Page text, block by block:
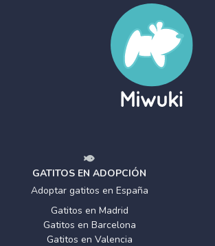
GATITOS EN ADOPCIÓN
Adoptar gatitos en España
Gatitos en Madrid
Gatitos en Barcelona
Gatitos en Valencia